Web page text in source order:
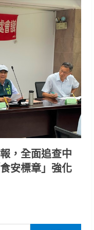
，全面追查中
安標章」強化